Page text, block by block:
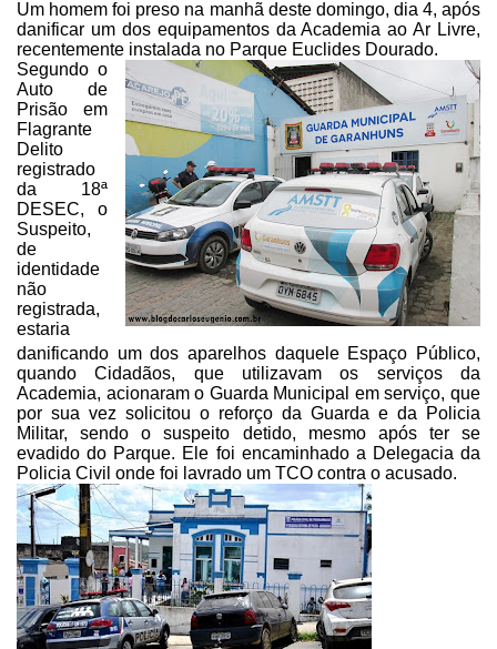
Um homem foi preso na manhã deste domingo, dia 4, após
danificar um dos equipamentos da Academia ao Ar Livre,
recentemente instalada no Parque Euclides Dourado.
Segundo o
Auto de
Prisão em
Flagrante
Delito
registrado
da 18ª
DESEC, o
Suspeito,
de
identidade
não
registrada,
estaria
danificando um dos aparelhos daquele Espaço Público,
quando Cidadãos, queutilizavam os serviços da
Academia, acionaram o Guarda Municipal em serviço, que
por sua vez solicitou o reforço da Guarda e da Policia
Militar, sendo o suspeito detido, mesmo após ter se
evadido do Parque. Ele foi encaminhado a Delegacia da
Policia Civil onde foi lavrado um TCO contra o acusado.